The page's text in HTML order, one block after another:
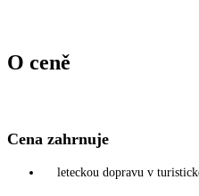
O ceně
Cena zahrnuje
leteckou dopravu v